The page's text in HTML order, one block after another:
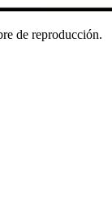
de reproducción.